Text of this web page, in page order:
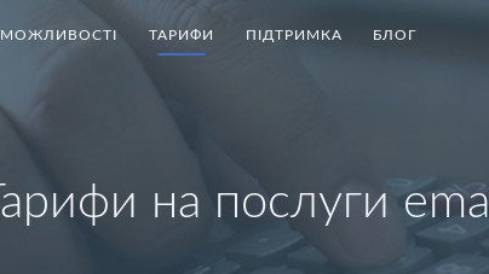
МОЖЛИВОСТІ ТАРИФИ ПІДТРИМКА БЛОГ
Тарифи на послуги